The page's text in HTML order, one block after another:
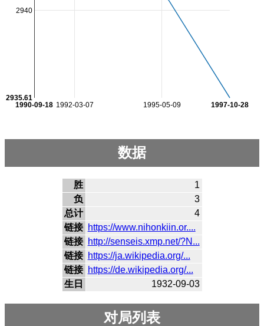
1992-03-07 1995-05-09
1990-09-18 1997-10-28
2940
2935.61
数据
胜
1
负
3
总计
4
链接 https://www.nihonkiin.or....
链接 http://senseis.xmp.net/?N...
链接 https://ja.wikipedia.org/...
链接 https://de.wikipedia.org/...
生日
1932-09-03
对局列表